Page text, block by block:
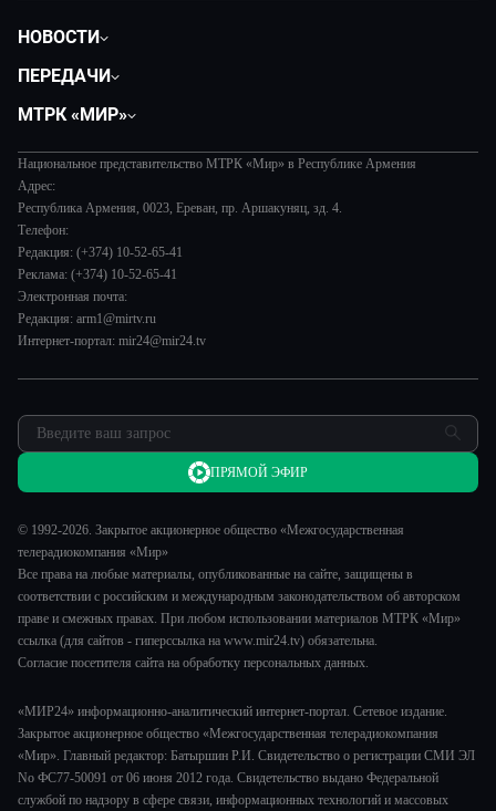
НОВОСТИ
Экономика
Происшествия
Наука и технологии
Культура
Спорт
ПЕРЕДАЧИ
Евразия. Культурно
Евразия. Регионы
Наши иностранцы
Пять причин поехать в...
Сделано в Содружестве
Я – волонтер
МТРК «МИР»
История
Руководство
Лица мира
Новости
Пресса о нас
Карьера
Национальное представительство МТРК «Мир» в Республике Армения
Адрес:
Республика Армения, 0023, Ереван, пр. Аршакуняц, зд. 4.
Телефон:
Редакция: (+374) 10-52-65-41
Реклама: (+374) 10-52-65-41
Электронная почта:
Редакция: arm1@mirtv.ru
Интернет-портал: mir24@mir24.tv
© 1992-2026. Закрытое акционерное общество «Межгосударственная
телерадиокомпания «Мир»
Все права на любые материалы, опубликованные на сайте, защищены в
соответствии с российским и международным законодательством об авторском
праве и смежных правах. При любом использовании материалов МТРК «Мир»
ссылка (для сайтов - гиперссылка на www.mir24.tv) обязательна.
Согласие посетителя сайта на обработку персональных данных.
«МИР24» информационно-аналитический интернет-портал. Сетевое издание.
Закрытое акционерное общество «Межгосударственная телерадиокомпания
«Мир». Главный редактор: Батыршин Р.И. Свидетельство о регистрации СМИ ЭЛ
No ФС77-50091 от 06 июня 2012 года. Свидетельство выдано Федеральной
службой по надзору в сфере связи, информационных технологий и массовых
ПРЯМОЙ ЭФИР